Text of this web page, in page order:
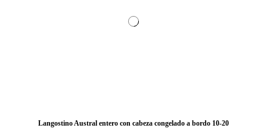
Langostino Austral entero con cabeza congelado a bordo 10-20